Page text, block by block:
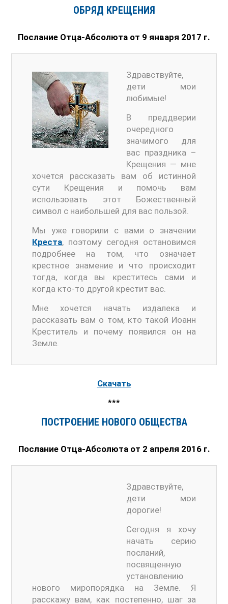
ОБРЯД КРЕЩЕНИЯ
Послание Отца-Абсолюта от 9 января 2017 г.
Здравствуйте,
дети мои
любимые!
В преддверии
очередного
значимого для
вас праздника –
Крещения — мне
хочется рассказать вам об истинной
сути Крещения и помочь вам
использовать этот Божественный
символ с наибольшей для вас пользой.
Мы уже говорили с вами о значении
Креста, поэтому сегодня остановимся
подробнее на том, что означает
крестное знамение и что происходит
тогда, когда вы креститесь сами и
когда кто-то другой крестит вас.
Мне хочется начать издалека и
рассказать вам о том, кто такой Иоанн
Креститель и почему появился он на
Земле.
Скачать
***
ПОСТРОЕНИЕ НОВОГО ОБЩЕСТВА
Послание Отца-Абсолюта от 2 апреля 2016 г.
Здравствуйте,
дети мои
дорогие!
Сегодня я хочу
начать серию
посланий,
посвященную
установлению
нового миропорядка на Земле. Я
расскажу вам, как постепенно, шаг за